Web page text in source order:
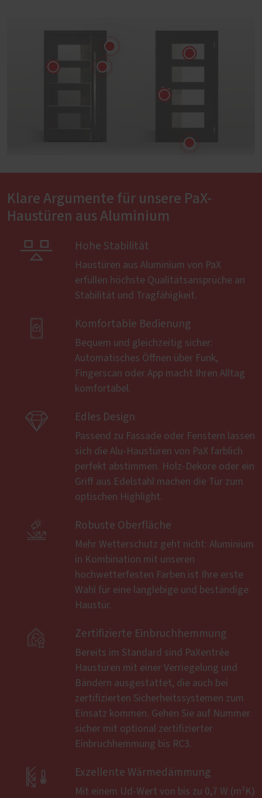
Klare Argumente für unsere PaX-
Haustüren aus Aluminium
 Hohe Stabilität
Haustüren aus Aluminium von PaX
erfüllen höchste Qualitätsansprüche an
Stabilität und Tragfähigkeit.
 Komfortable Bedienung
Bequem und gleichzeitig sicher:
Automatisches Öffnen über Funk,
Fingerscan oder App macht Ihren Alltag
komfortabel.
 Edles Design
Passend zu Fassade oder Fenstern lassen
sich die Alu-Haustüren von PaX farblich
perfekt abstimmen. Holz-Dekore oder ein
Griff aus Edelstahl machen die Tür zum
optischen Highlight.
 Robuste Oberfläche
Mehr Wetterschutz geht nicht: Aluminium
in Kombination mit unseren
hochwetterfesten Farben ist Ihre erste
Wahl für eine langlebige und beständige
Haustür.
 Zertifizierte Einbruchhemmung
Bereits im Standard sind PaXentrée
Haustüren mit einer Verriegelung und
Bändern ausgestattet, die auch bei
zertifizierten Sicherheitssystemen zum
Einsatz kommen. Gehen Sie auf Nummer
sicher mit optional zertifizierter
Einbruchhemmung bis RC3.
 Exzellente Wärmedämmung
Mit einem Ud-Wert von bis zu 0,7 W (m²K)